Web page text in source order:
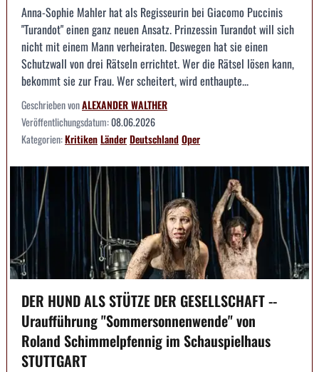
Anna-Sophie Mahler hat als Regisseurin bei Giacomo Puccinis
"Turandot" einen ganz neuen Ansatz. Prinzessin Turandot will sich
nicht mit einem Mann verheiraten. Deswegen hat sie einen
Schutzwall von drei Rätseln errichtet. Wer die Rätsel lösen kann,
bekommt sie zur Frau. Wer scheitert, wird enthaupte...
Geschrieben vonALEXANDER WALTHER
Veröffentlichungsdatum:08.06.2026
Kategorien:KritikenLänderDeutschlandOper
DER HUND ALS STÜTZE DER GESELLSCHAFT --
Uraufführung "Sommersonnenwende" von
Roland Schimmelpfennig im Schauspielhaus
STUTTGART